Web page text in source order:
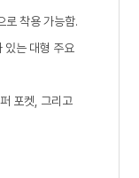
로 착용 가능함.
있는 대형 주요
포켓, 그리고